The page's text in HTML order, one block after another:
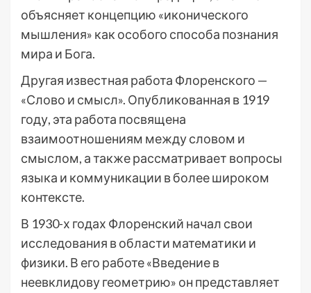
объясняет концепцию «иконического
мышления» как особого способа познания
мира и Бога.
Другая известная работа Флоренского —
«Слово и смысл». Опубликованная в 1919
году, эта работа посвящена
взаимоотношениям между словом и
смыслом, а также рассматривает вопросы
языка и коммуникации в более широком
контексте.
В 1930-х годах Флоренский начал свои
исследования в области математики и
физики. В его работе «Введение в
неевклидову геометрию» он представляет